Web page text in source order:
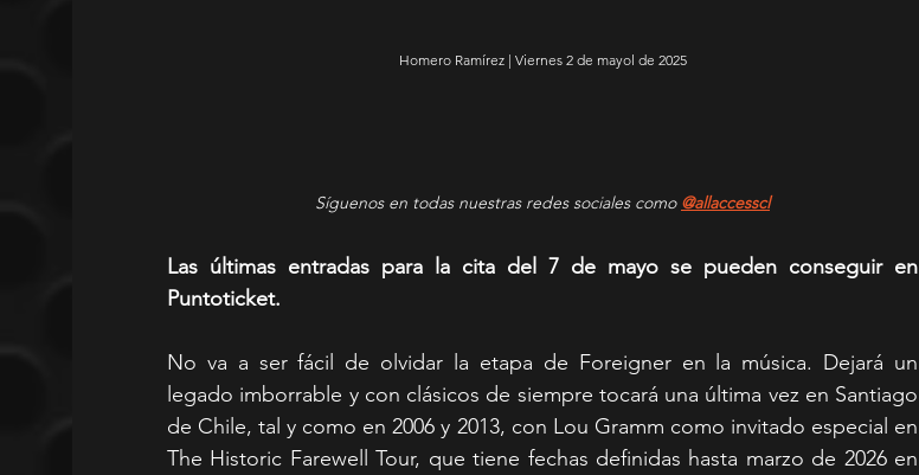
Homero Ramírez | Viernes 2 de mayol de 2025
Síguenos en todas nuestras redes sociales como @allaccesscl
Las últimas entradas para la cita del 7 de mayo se pueden conseguir en
Puntoticket.
No va a ser fácil de olvidar la etapa de Foreigner en la música. Dejará un
legado imborrable y con clásicos de siempre tocará una última vez en Santiago
de Chile, tal y como en 2006 y 2013, con Lou Gramm como invitado especial en
The Historic Farewell Tour, que tiene fechas definidas hasta marzo de 2026 en